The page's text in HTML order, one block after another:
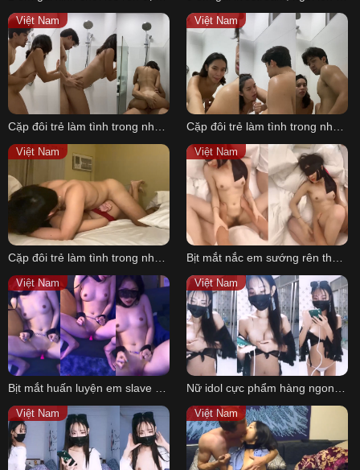
Английский
Việt Nam Việt Nam
Việt Nam Việt Nam
Việt Nam
Bịt mắt huấn luyện em slave dâm P2
Việt Nam
Nữ idol cực phẩm hàng ngon trên sóng livestream P2
Việt Nam Việt Nam